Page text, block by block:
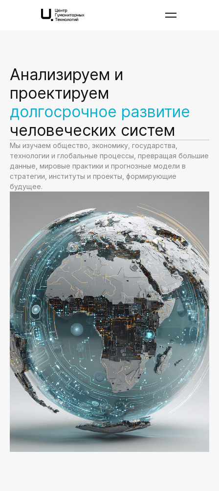
Анализируем и
проектируем
долгосрочное развитие
человеческих систем
Мы изучаем общество, экономику, государства,
технологии и глобальные процессы, превращая большие
данные, мировые практики и прогнозные модели в
стратегии, институты и проекты, формирующие
будущее.